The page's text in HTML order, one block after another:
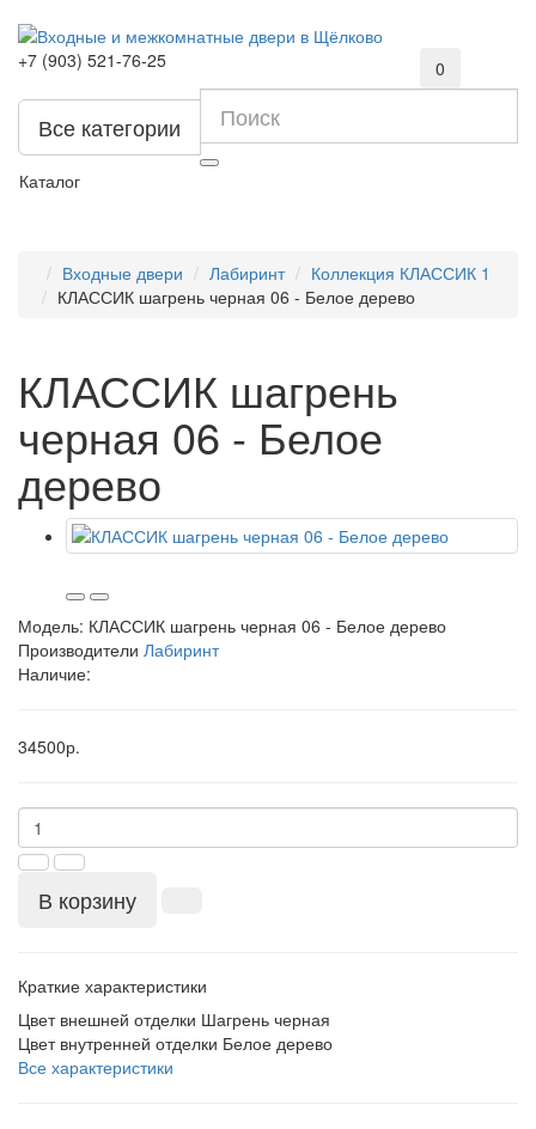
+7 (903) 521-76-25 0
Все категории
Каталог
Входные двери Лабиринт
Коллекция КЛАССИК 1
КЛАССИК шагрень черная 06 - Белое дерево
КЛАССИК шагрень
черная 06 - Белое
дерево
Модель: КЛАССИК шагрень черная 06 - Белое дерево
Производители Лабиринт
Наличие:
34500р.
В корзину
Краткие характеристики
Цвет внешней отделки Шагрень черная
Цвет внутренней отделки Белое дерево
Все характеристики